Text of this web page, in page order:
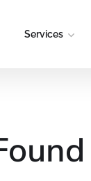
Services